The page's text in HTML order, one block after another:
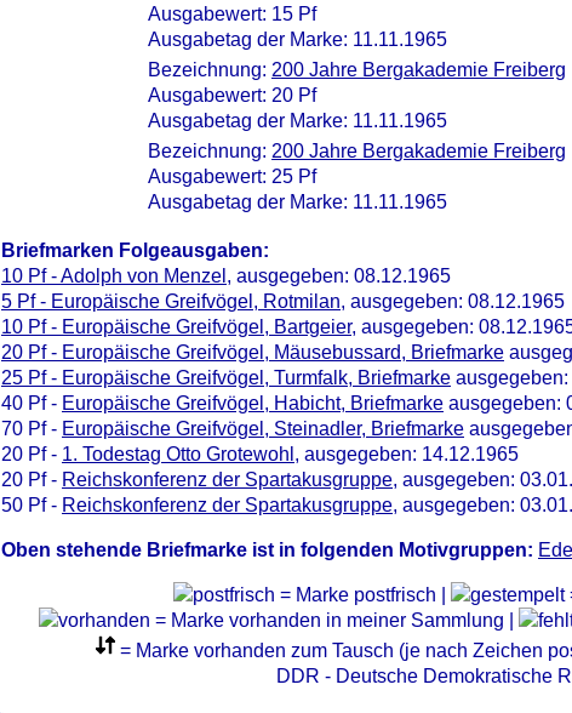
Ausgabewert: 15 Pf
Ausgabetag der Marke: 11.11.1965
Bezeichnung: 200 Jahre Bergakademie Freiberg
Ausgabewert: 20 Pf
Ausgabetag der Marke: 11.11.1965
Bezeichnung: 200 Jahre Bergakademie Freiberg
Ausgabewert: 25 Pf
Ausgabetag der Marke: 11.11.1965
Briefmarken Folgeausgaben:
10 Pf - Adolph von Menzel , ausgegeben: 08.12.1965
5 Pf - Europäische Greifvögel, Rotmilan, ausgegeben: 08.12.1965
10 Pf - Europäische Greifvögel, Bartgeier, ausgegeben:
20 Pf - Europäische Greifvögel, Mäusebussard, Briefmarke
25 Pf - Europäische Greifvögel, Turmfalk, Briefmarke
40 Pf - Europäische Greifvögel, Habicht, Briefmarke ausgegeben:
70 Pf - Europäische Greifvögel, Steinadler, Briefmarke
20 Pf - 1. Todestag Otto Grotewohl , ausgegeben: 14.12.1965
20 Pf - Reichskonferenz der Spartakusgruppe, ausgegeben:
50 Pf - Reichskonferenz der Spartakusgruppe, ausgegeben:
Oben stehende Briefmarke ist in folgenden Motivgruppen:
= Marke postfrisch |
= Marke vorhanden in meiner Sammlung |
= Marke vorhanden zum Tausch (je nach Zeichen
DDR - Deutsche Demokratische